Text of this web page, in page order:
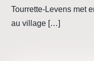
Tourrette-Levens met
au village […]